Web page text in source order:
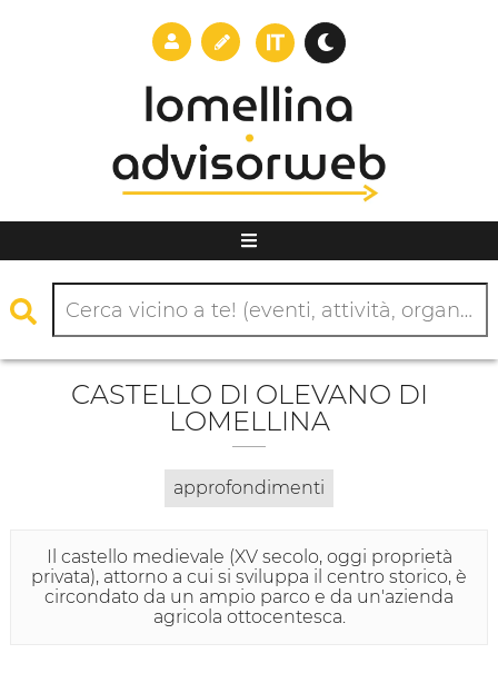
CASTELLO DI OLEVANO DI
LOMELLINA
approfondimenti
Il castello medievale (XV secolo, oggi proprietà
privata), attorno a cui si sviluppa il centro storico, è
circondato da un ampio parco e da un'azienda
agricola ottocentesca.